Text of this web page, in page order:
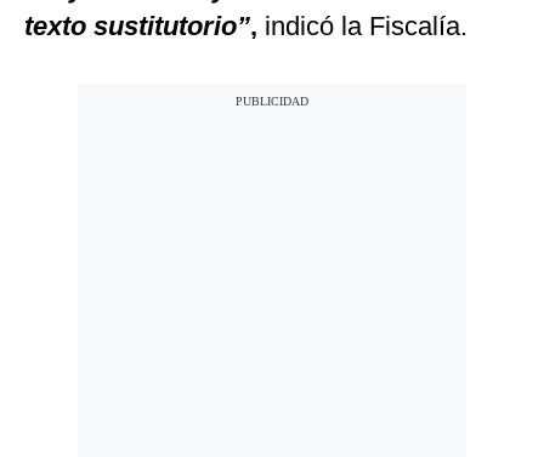
texto sustitutorio”, indicó la Fiscalía.